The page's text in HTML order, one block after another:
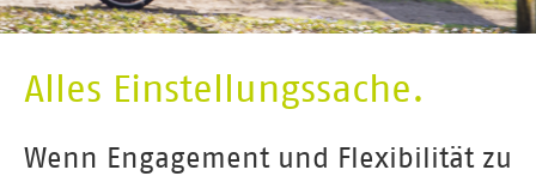
Alles Einstellungssache.
Wenn Engagement und Flexibilität zu